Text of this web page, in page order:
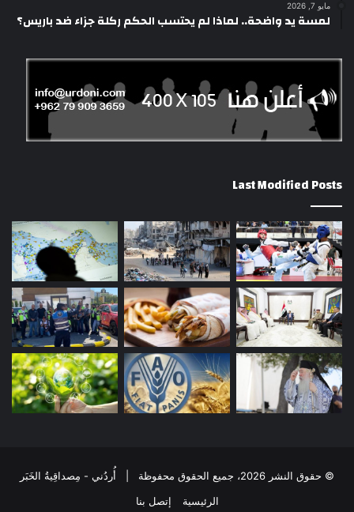
مايو 7, 2026
لمسة يد واضحة.. لماذا لم يحتسب الحكم ركلة جزاء ضد باريس؟
Last Modified Posts
© حقوق النشر 2026، جميع الحقوق محفوظة | أُردُني - مِصداقِيةُ الخَبَر
الرئيسية
إتصل بنا